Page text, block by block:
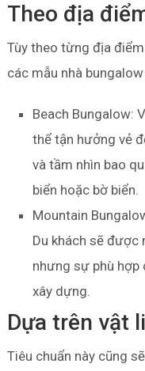
Theo địa
Tùy theo từng địa
các mẫu nhà
Beach Bungalow:
thể tận hưởng vẻ
và tầm nhìn bao
biển hoặc bờ biển.
Mountain
Du khách sẽ được
nhưng sự phù
xây dựng.
Dựa trên vật
Tiêu chuẩn này cũng